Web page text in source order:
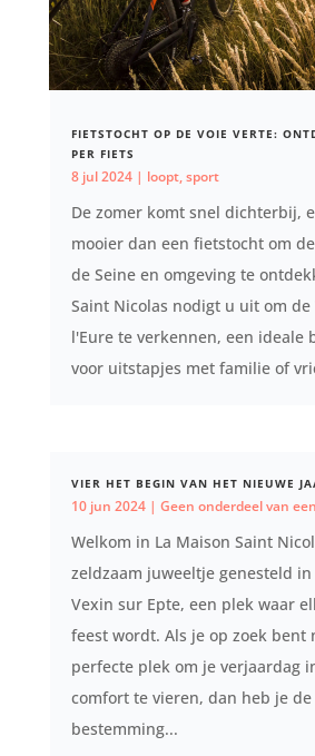
FIETSTOCHT OP DE VOIE VERTE:
PER FIETS
8 jul 2024| loopt,sport
De zomer komt snel dichterbij,
mooier dan een fietstocht om
de Seine en omgeving te
Saint Nicolas nodigt u uit om de
l'Eure te verkennen, een ideale
voor uitstapjes met familie of
VIER HET BEGIN VAN HET NIEUWE
10 jun 2024| Geen onderdeel van
Welkom in La Maison Saint
zeldzaam juweeltje genesteld
Vexin sur Epte, een plek waar
feest wordt. Als je op zoek bent
perfecte plek om je verjaardag
comfort te vieren, dan heb je
bestemming...